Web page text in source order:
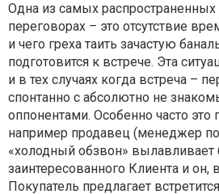
Одна из самых
переговорах – это отсутствие
и чего греха таить зачастую
подготовится к встрече. Эта
и в тех случаях когда встреча –
спонтанно с абсолютно не
оппонентами. Особенно часто это
например продавец (менеджер
«холодный обзвон» вылавливает
заинтересованного Клиента и
Покупатель предлагает